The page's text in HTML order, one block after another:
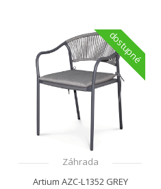
Záhrada
Artium AZC-L1352 GREY
dostupné